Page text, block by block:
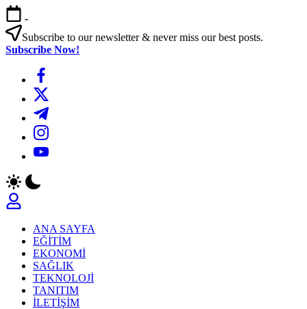
Skip
to
content
-
Subscribe to our newsletter & never miss our best posts.
Subscribe Now!
https://www.facebook.com/
https://twitter.com/
https://t.me/
https://www.instagram.com/
https://youtube.com/
ANA SAYFA
EĞİTİM
EKONOMİ
SAĞLIK
TEKNOLOJİ
TANITIM
İLETİŞİM